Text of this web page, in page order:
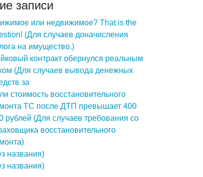
записи
или недвижимое? That is the
(Для случаев доначисления
на имущество.)
контракт обернулся реальным
(Для случаев вывода денежных
за
стоимость восстановительного
ТС после ДТП превышает 400
рублей (Для случаев требования со
восстановительного
названия)
названия)